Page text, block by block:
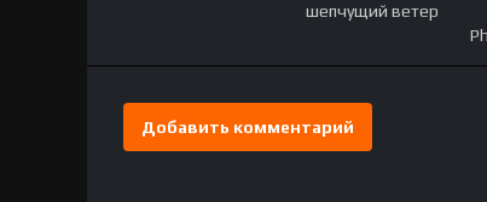
шепчущий ветер
Добавить комментарий